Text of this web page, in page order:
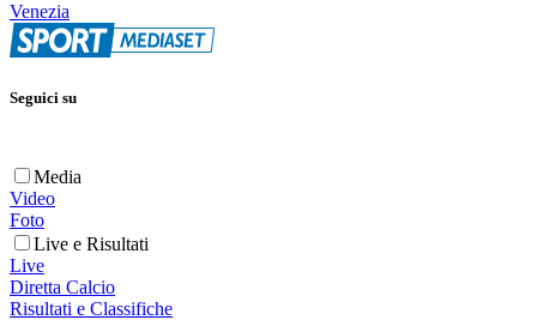
Venezia
Seguici su
Media
Video
Foto
Live e Risultati
Live
Diretta Calcio
Risultati e Classifiche